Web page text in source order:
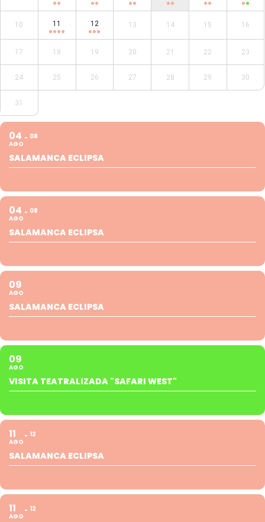
10 11 12 13 14 15 16
17 18 19 20 21 22 23
24 25 26 27 28 29 30
31
04
AGO
08
SALAMANCA ECLIPSA
04
AGO
08
SALAMANCA ECLIPSA
09
AGO
SALAMANCA ECLIPSA
09
AGO
VISITA TEATRALIZADA "SAFARI WEST"
11
AGO
12
SALAMANCA ECLIPSA
11
AGO
12